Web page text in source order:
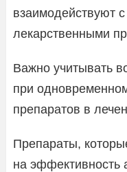
взаимодействуют
лекарственными
Важно учитывать
при
препаратов в
Препараты,
на эффективность